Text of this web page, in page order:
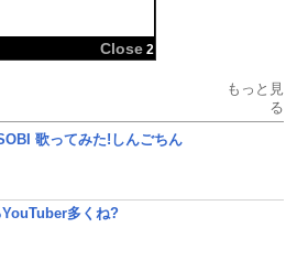
Close 2
もっと見
る
歌ってみた!しんごちん
多くね?